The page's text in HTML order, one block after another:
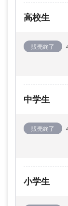
高校生
販売終了
中学生
販売終了
小学生